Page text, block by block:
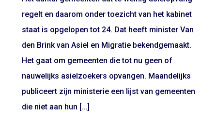
regelt en daarom onder toezicht van het kabinet
staat is opgelopen tot 24. Dat heeft minister Van
den Brink van Asiel en Migratie bekendgemaakt.
Het gaat om gemeenten die tot nu geen of
nauwelijks asielzoekers opvangen. Maandelijks
publiceert zijn ministerie een lijst van gemeenten
die niet aan hun […]